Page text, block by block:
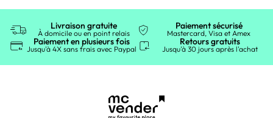
Livraison gratuite
À domicile ou en point relais
Paiement sécurisé
Mastercard, Visa et Amex
Paiement en plusieurs fois
Jusqu'à 4X sans frais avec Paypal
Retours gratuits
Jusqu'à 30 jours après l'achat